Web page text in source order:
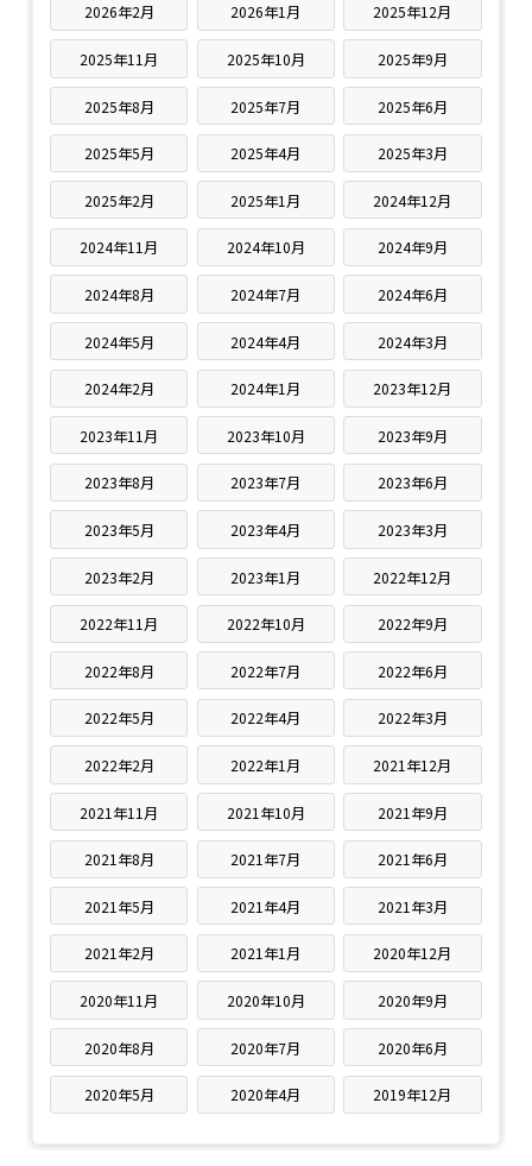
2026年2月 2026年1月 2025年12月
2025年11月 2025年10月 2025年9月
2025年8月 2025年7月 2025年6月
2025年5月 2025年4月 2025年3月
2025年2月 2025年1月 2024年12月
2024年11月 2024年10月 2024年9月
2024年8月 2024年7月 2024年6月
2024年5月 2024年4月 2024年3月
2024年2月 2024年1月 2023年12月
2023年11月 2023年10月 2023年9月
2023年8月 2023年7月 2023年6月
2023年5月 2023年4月 2023年3月
2023年2月 2023年1月 2022年12月
2022年11月 2022年10月 2022年9月
2022年8月 2022年7月 2022年6月
2022年5月 2022年4月 2022年3月
2022年2月 2022年1月 2021年12月
2021年11月 2021年10月 2021年9月
2021年8月 2021年7月 2021年6月
2021年5月 2021年4月 2021年3月
2021年2月 2021年1月 2020年12月
2020年11月 2020年10月 2020年9月
2020年8月 2020年7月 2020年6月
2020年5月 2020年4月 2019年12月